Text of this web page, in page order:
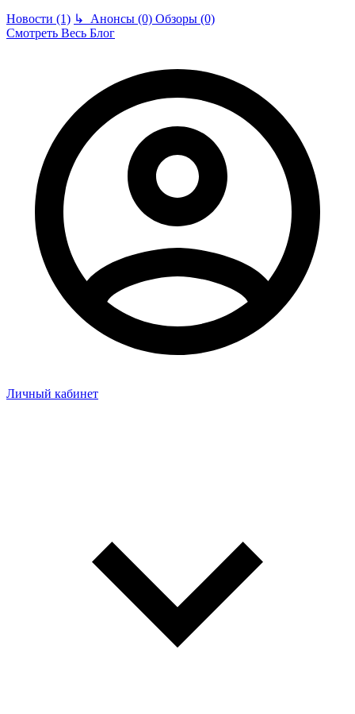
Новости (1) ↳ Анонсы (0) Обзоры (0)
Смотреть Весь Блог
Личный кабинет